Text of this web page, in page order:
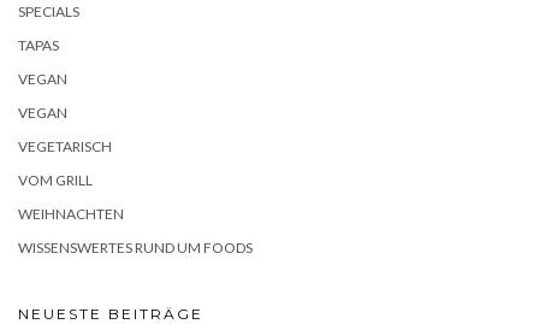
SPECIALS
TAPAS
VEGAN
VEGAN
VEGETARISCH
VOM GRILL
WEIHNACHTEN
WISSENSWERTES RUND UM FOODS
NEUESTE BEITRÄGE